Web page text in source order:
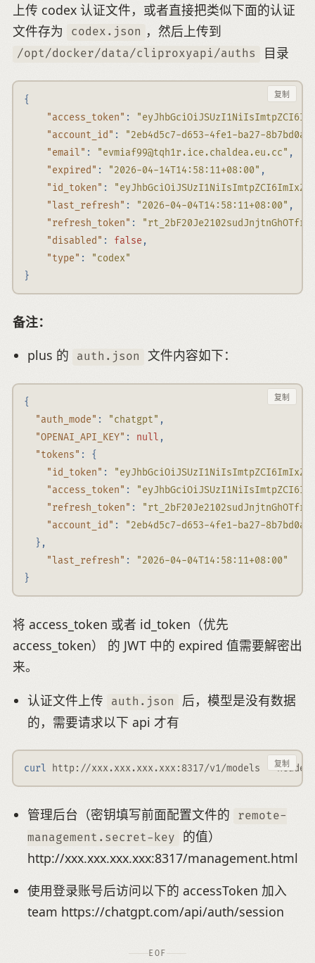
上传 codex 认证文件，或者直接把类似下面的认证
文件存为
codex.json ，然后上传到
/opt/docker/data/cliproxyapi/auths 目录
{
"access_token" :
"account_id" :
"2eb4d5c7-d653-4fe1-ba27-
"email" : "evmiaf99@tqh1r.ice.chaldea.eu.cc" ,
"expired" : "2026-04-14T14:58:11+08:00" ,
"id_token" :
"last_refresh" : "2026-04-04T14:58:11+08:00" ,
"refresh_token" :
"disabled" : false ,
"type" :
"codex"
}
复制
备注：
plus 的
auth.json 文件内容如下：
{
"auth_mode" : "chatgpt" ,
"OPENAI_API_KEY" : null ,
"tokens" :
{
"id_token" :
"access_token" :
"refresh_token" :
"account_id" :
"2eb4d5c7-d653-4fe1-ba27-
},
"last_refresh" :
"2026-04-04T14:58:11+08:00"
}
复制
将 access_token 或者 id_token（优先
access_token） 的 JWT 中的 expired 值需要解密出
来。
认证文件上传
auth.json
后，模型是没有数据
的，需要请求以下 api 才有
curl http://xxx.xxx.xxx.xxx:8317/v1/models --header
复制
管理后台（密钥填写前面配置文件的
remote-
management.secret-key
的值）
http://xxx.xxx.xxx.xxx:8317/management.html
使用登录账号后访问以下的 accessToken 加入
team https://chatgpt.com/api/auth/session
EOF